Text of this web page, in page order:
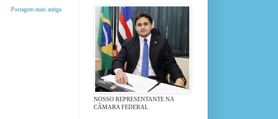
Postagem mais antiga
NOSSO REPRESENTANTE NA
CÂMARA FEDERAL